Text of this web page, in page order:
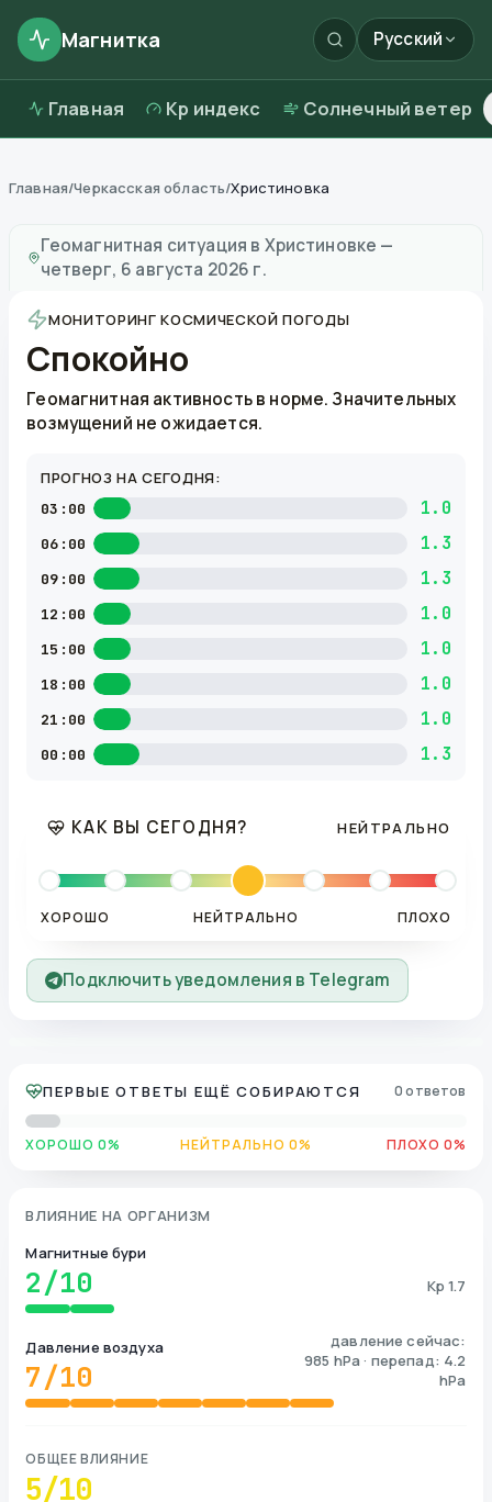
Магнитка Русский
Главная Kp индекс Солнечный ветер
Главная/Черкасская область/Христиновка
Геомагнитная ситуация в Христиновке —
четверг, 6 августа 2026 г.
МОНИТОРИНГ КОСМИЧЕСКОЙ ПОГОДЫ
Спокойно
Геомагнитная активность в норме. Значительных
возмущений не ожидается.
ПРОГНОЗ НА СЕГОДНЯ:
03:00 1.0
06:00 1.3
09:00 1.3
12:00 1.0
15:00 1.0
18:00 1.0
21:00 1.0
00:00 1.3
КАК ВЫ СЕГОДНЯ? НЕЙТРАЛЬНО
ХОРОШО НЕЙТРАЛЬНО ПЛОХО
Подключить уведомления в Telegram
ПЕРВЫЕ ОТВЕТЫ ЕЩЁ СОБИРАЮТСЯ 0 ответов
ХОРОШО 0% НЕЙТРАЛЬНО 0% ПЛОХО 0%
ВЛИЯНИЕ НА ОРГАНИЗМ
Магнитные бури
2/10 Kp 1.7
Давление воздуха
7/10
давление сейчас:
985 hPa · перепад: 4.2
hPa
ОБЩЕЕ ВЛИЯНИЕ
5/10